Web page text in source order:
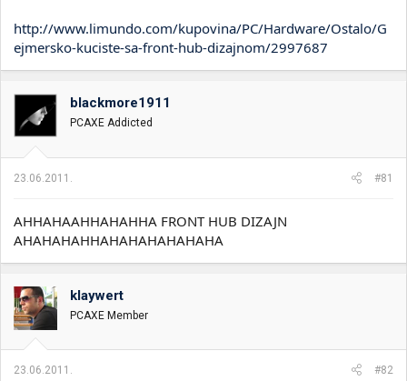
http://www.limundo.com/kupovina/PC/Hardware/Ostalo/G
ejmersko-kuciste-sa-front-hub-dizajnom/2997687
blackmore1911
PCAXE Addicted
23.06.2011. #81
AHHAHAAHHAHAHHA FRONT HUB DIZAJN
AHAHAHAHHAHAHAHAHAHAHA
klaywert
PCAXE Member
23.06.2011. #82